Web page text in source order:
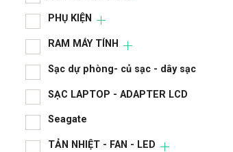
PHỤ KIỆN
RAM MÁY TÍNH
Sạc dự phòng- củ sạc - dây sạc
SẠC LAPTOP - ADAPTER LCD
Seagate
TẢN NHIỆT - FAN - LED